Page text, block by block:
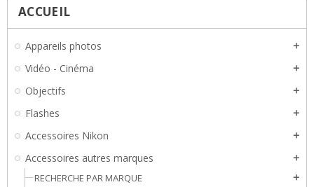
ACCUEIL
Appareils photos add
Vidéo - Cinéma add
Objectifs add
Flashes add
Accessoires Nikon add
Accessoires autres marques add
RECHERCHE PAR MARQUE add